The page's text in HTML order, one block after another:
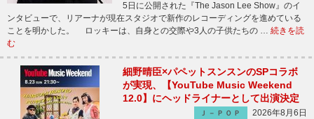
5日に公開された『The Jason Lee Show』のイ
ンタビューで、リアーナが現在スタジオで新作のレコーディングを進めている
ことを明かした。 ロッキーは、自身との交際や3人の子供たちの … 続きを読
む
細野晴臣×パペットスンスンのSPコラボ
が実現、【YouTube Music Weekend
12.0】にヘッドライナーとして出演決定
Ｊ－ＰＯＰ
2026年8月6日